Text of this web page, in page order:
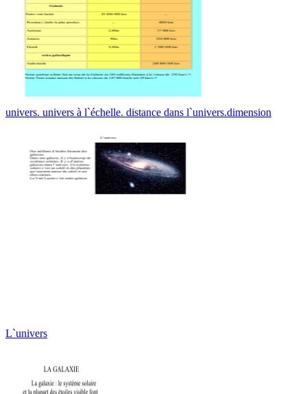
univers. univers à l`échelle. distance dans l`univers.dimension
L`univers